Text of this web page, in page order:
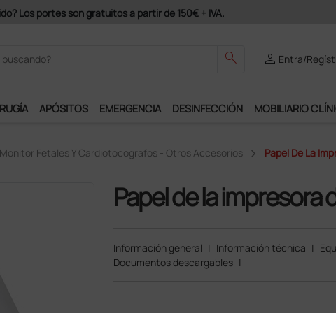
Únete al programa Ds Plus y podrás disfrutar de muchos
search person Entra/
APÓSITOS EMERGENCIA DESINFECCIÓN MOBILIARIO
Monitor Fetales Y Cardiotocografos - Otros Accesorios Papel De La
Papel de la impresora
Información general | Información técnica |
Documentos descargables |